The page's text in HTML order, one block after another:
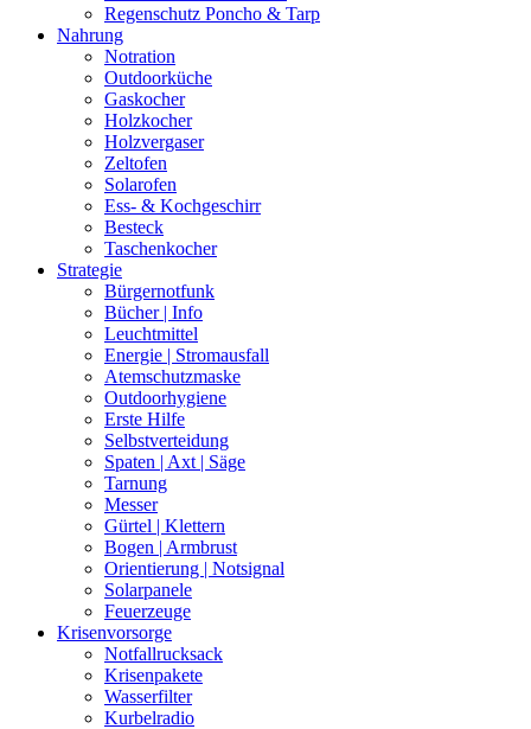
Regenschutz Poncho & Tarp
Nahrung
Notration
Outdoorküche
Gaskocher
Holzkocher
Holzvergaser
Zeltofen
Solarofen
Ess- & Kochgeschirr
Besteck
Taschenkocher
Strategie
Bürgernotfunk
Bücher | Info
Leuchtmittel
Energie | Stromausfall
Atemschutzmaske
Outdoorhygiene
Erste Hilfe
Selbstverteidung
Spaten | Axt | Säge
Tarnung
Messer
Gürtel | Klettern
Bogen | Armbrust
Orientierung | Notsignal
Solarpanele
Feuerzeuge
Krisenvorsorge
Notfallrucksack
Krisenpakete
Wasserfilter
Kurbelradio